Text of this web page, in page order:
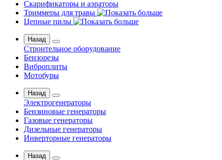
Скарификаторы и аэраторы
Триммеры для травы
Цепные пилы
Назад
Строительное оборудование
Бензорезы
Виброплиты
Мотобуры
Назад
Электрогенераторы
Бензиновые генераторы
Газовые генераторы
Дизельные генераторы
Инверторные генераторы
Назад